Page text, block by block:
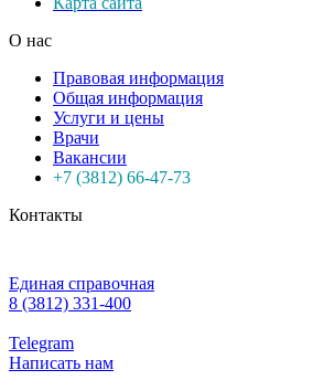
О нас
Правовая информация
Общая информация
Услуги и цены
Врачи
Вакансии
+7 (3812) 66-47-73
Контакты
Единая справочная
8 (3812) 331-400
Telegram
Написать нам